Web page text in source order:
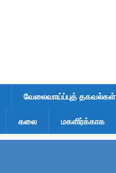
வேலைவாய்ப்புத் தகவல்கள்
கலை மகளிர்க்காக